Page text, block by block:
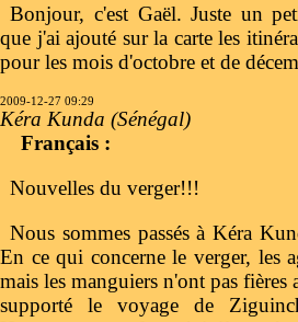
Bonjour, c'est Gaël. Juste un
que j'ai ajouté sur la carte les
pour les mois d'octobre et de
2009-12-27 09:29
Kéra Kunda (Sénégal)
Français :
Nouvelles du verger!!!
Nous sommes passés à Kéra
En ce qui concerne le verger, les
mais les manguiers n'ont pas
supporté le voyage de